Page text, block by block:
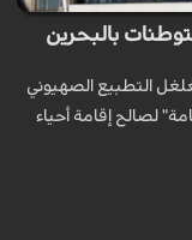
بالبحرين
التطبيع الصهيوني
لصالح إقامة أحياء